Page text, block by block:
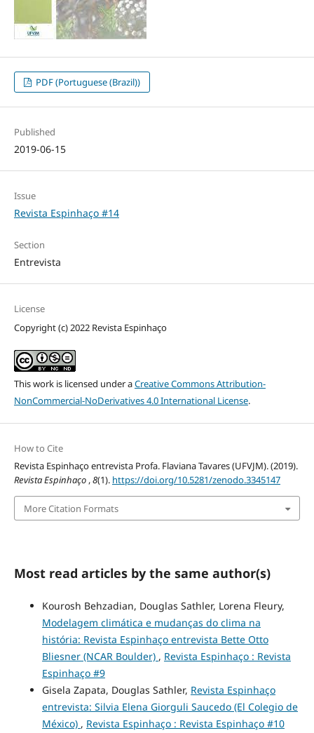
PDF (Portuguese (Brazil))
Published
2019-06-15
Issue
Revista Espinhaço #14
Section
Entrevista
License
Copyright (c) 2022 Revista Espinhaço
This work is licensed under aCreative Commons Attribution-
NonCommercial-NoDerivatives 4.0 International License.
How to Cite
Revista Espinhaço entrevista Profa. Flaviana Tavares (UFVJM). (2019).
Revista Espinhaço ,8(1). https://doi.org/10.5281/zenodo.3345147
More Citation Formats
Most read articles by the same author(s)
Kourosh Behzadian, Douglas Sathler, Lorena Fleury,
Modelagem climática e mudanças do clima na
história: Revista Espinhaço entrevista Bette Otto
Bliesner (NCAR Boulder) , Revista Espinhaço : Revista
Espinhaço #9
Gisela Zapata, Douglas Sathler, Revista Espinhaço
entrevista: Silvia Elena Giorguli Saucedo (El Colegio de
México) , Revista Espinhaço : Revista Espinhaço #10